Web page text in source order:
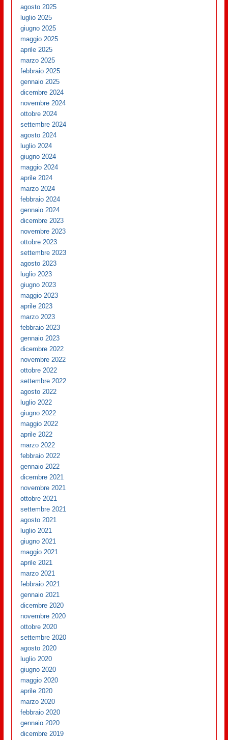
agosto 2025
luglio 2025
giugno 2025
maggio 2025
aprile 2025
marzo 2025
febbraio 2025
gennaio 2025
dicembre 2024
novembre 2024
ottobre 2024
settembre 2024
agosto 2024
luglio 2024
giugno 2024
maggio 2024
aprile 2024
marzo 2024
febbraio 2024
gennaio 2024
dicembre 2023
novembre 2023
ottobre 2023
settembre 2023
agosto 2023
luglio 2023
giugno 2023
maggio 2023
aprile 2023
marzo 2023
febbraio 2023
gennaio 2023
dicembre 2022
novembre 2022
ottobre 2022
settembre 2022
agosto 2022
luglio 2022
giugno 2022
maggio 2022
aprile 2022
marzo 2022
febbraio 2022
gennaio 2022
dicembre 2021
novembre 2021
ottobre 2021
settembre 2021
agosto 2021
luglio 2021
giugno 2021
maggio 2021
aprile 2021
marzo 2021
febbraio 2021
gennaio 2021
dicembre 2020
novembre 2020
ottobre 2020
settembre 2020
agosto 2020
luglio 2020
giugno 2020
maggio 2020
aprile 2020
marzo 2020
febbraio 2020
gennaio 2020
dicembre 2019